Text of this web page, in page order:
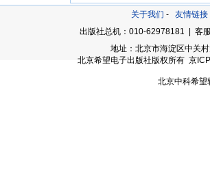
关于我们 - 友情链接
出版社总机：010-62978181 | 客
地址：北京市海淀区中关
北京希望电子出版社版权所有 京
北京中科希望